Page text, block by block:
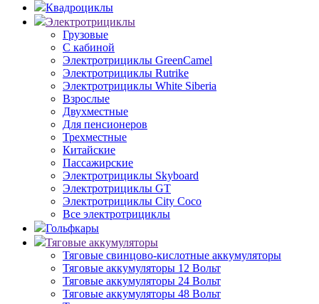
Квадроциклы
Электротрициклы
Грузовые
С кабиной
Электротрициклы GreenCamel
Электротрициклы Rutrike
Электротрициклы White Siberia
Взрослые
Двухместные
Для пенсионеров
Трехместные
Китайские
Пассажирские
Электротрициклы Skyboard
Электротрициклы GT
Электротрициклы City Coco
Все электротрициклы
Гольфкары
Тяговые аккумуляторы
Тяговые свинцово-кислотные аккумуляторы
Тяговые аккумуляторы 12 Вольт
Тяговые аккумуляторы 24 Вольт
Тяговые аккумуляторы 48 Вольт